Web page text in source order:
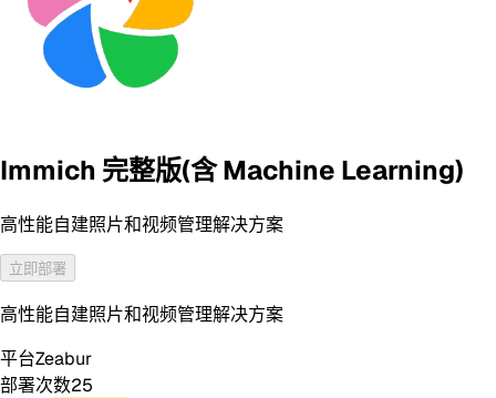
Immich 完整版(含 Machine Learning)
高性能自建照片和视频管理解决方案
立即部署
高性能自建照片和视频管理解决方案
平台Zeabur
部署次数25